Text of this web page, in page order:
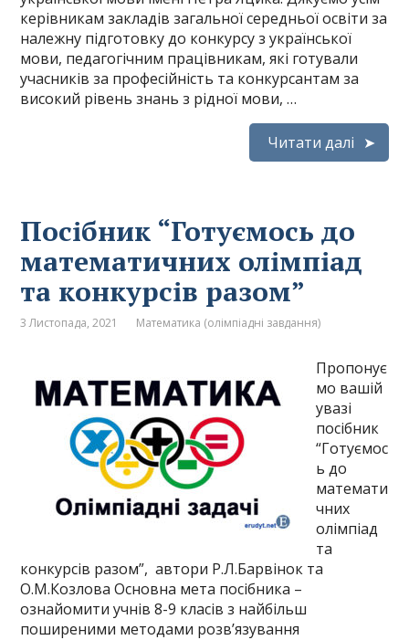
керівникам закладів загальної середньої освіти за
належну підготовку до конкурсу з української
мови, педагогічним працівникам, які готували
учасників за професійність та конкурсантам за
високий рівень знань з рідної мови, …
Читати далі
Посібник “Готуємось до
математичних олімпіад
та конкурсів разом”
3 Листопада, 2021 Математика (олімпіадні завдання)
Пропонує
мо вашій
увазі
посібник
“Готуємос
ь до
математи
чних
олімпіад
та
конкурсів разом”, автори Р.Л.Барвінок та
О.М.Козлова Основна мета посібника –
ознайомити учнів 8-9 класів з найбільш
поширеними методами розв’язування